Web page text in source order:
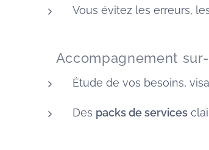
Vous évitez les erreurs,
🧭 Accompagnement
Étude de vos besoins,
Des packs de services